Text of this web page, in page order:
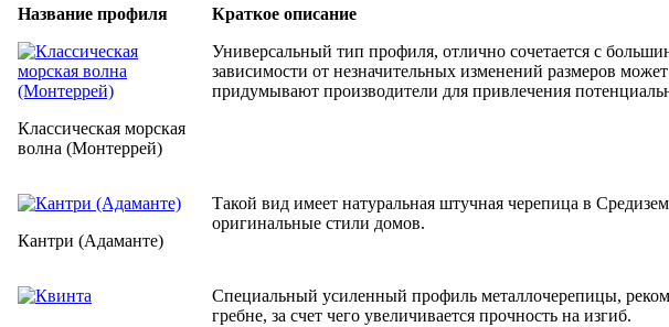
Название профиля Краткое описание
Классическая морская
волна (Монтеррей)
Универсальный тип профиля, отлично сочетается с
зависимости от незначительных изменений размеров
придумывают производители для привлечения
Кантри (Адаманте)
Такой вид имеет натуральная штучная черепица в
оригинальные стили домов.
Специальный усиленный профиль металлочерепицы,
гребне, за счет чего увеличивается прочность на изгиб.